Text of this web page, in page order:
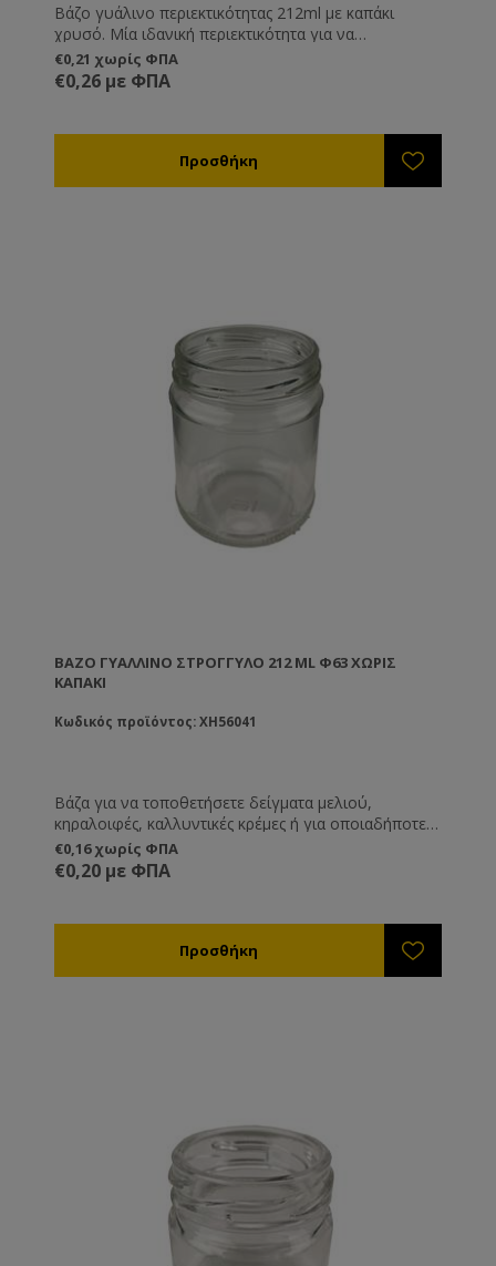
Βάζο γυάλινο περιεκτικότητας 212ml με καπάκι
χρυσό. Μία ιδανική περιεκτικότητα για να
συσκευάζετε και να αποθηκεύετε μικρές ποσότητες
μελιού ή για την παρασκευή κηραλοιφών ή κι άλλων
καλλυντικών προϊόντων.
€0,21 χωρίς ΦΠΑ
€0,26 με ΦΠΑ
ΒΆΖΟ ΓΥΆΛΛΙΝΟ ΣΤΡΟΓΓΥΛΌ 212 ML Φ63 ΧΩΡΊΣ
ΚΑΠΆΚΙ
Κωδικός προϊόντος: XH56041
Βάζα για να τοποθετήσετε δείγματα μελιού,
κηραλοιφές, καλλυντικές κρέμες ή για οποιαδήποτε
άλλη χρήση εσείς επιθυμείτε.
€0,16 χωρίς ΦΠΑ
€0,20 με ΦΠΑ